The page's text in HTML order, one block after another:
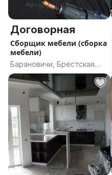
Договорная
Сборщик мебели (сборка
мебели)
Барановичи, Брестская
область